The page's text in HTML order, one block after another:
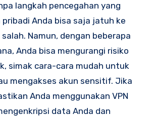
langkah pencegahan yang
Anda bisa saja jatuh ke
Namun, dengan beberapa
Anda bisa mengurangi risiko
simak cara-cara mudah untuk
mengakses akun sensitif. Jika
Anda menggunakan VPN
data Anda dan